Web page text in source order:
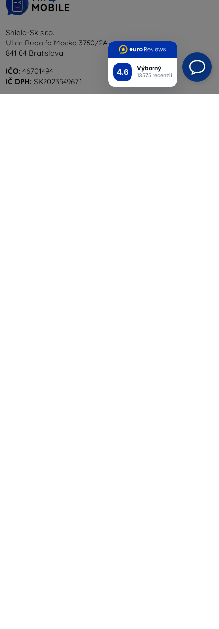
4.6 Výborný
13575 recenzií
Shield-Sk s.r.o.
Ulica Rudolfa Mocka 3750/2A
841 04 Bratislava
IČO: 46701494
IČ DPH: SK2023549671